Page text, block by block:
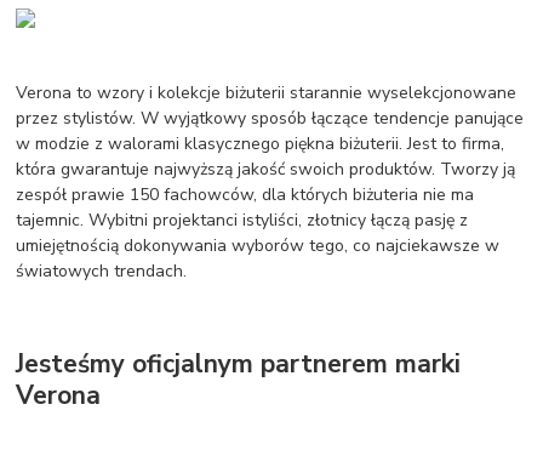
Verona to wzory i kolekcje biżuterii starannie wyselekcjonowane
przez stylistów. W wyjątkowy sposób łączące tendencje panujące
w modzie z walorami klasycznego piękna biżuterii. Jest to firma,
która gwarantuje najwyższą jakość swoich produktów. Tworzy ją
zespół prawie 150 fachowców, dla których biżuteria nie ma
tajemnic. Wybitni projektanci istyliści, złotnicy łączą pasję z
umiejętnością dokonywania wyborów tego, co najciekawsze w
światowych trendach.
Jesteśmy oficjalnym partnerem marki
Verona